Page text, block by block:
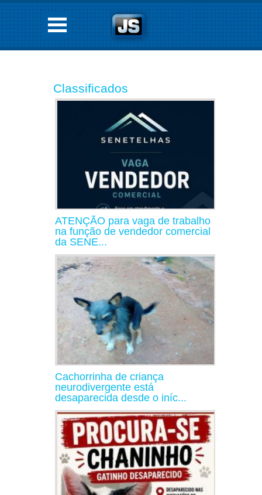
Classificados
ATENÇÃO para vaga de trabalho
na função de vendedor comercial
da SENE...
Cachorrinha de criança
neurodivergente está
desaparecida desde o iníc...